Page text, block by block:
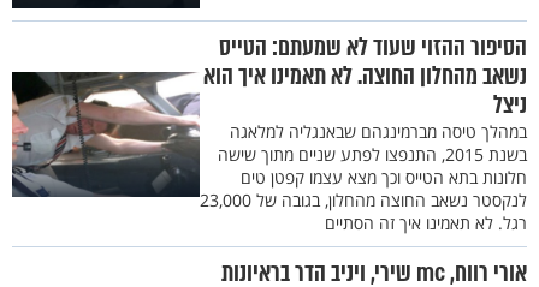
הסיפור ההזוי שעוד לא שמעתם: הטייס
נשאב מהחלון החוצה. לא תאמינו איך הוא
ניצל
במהלך טיסה מברמינגהם שבאנגליה למלאגה
בשנת 2015, התנפצו לפתע שניים מתוך שישה
חלונות בתא הטייס וכך מצא עצמו קפטן טים
לנקסטר נשאב החוצה מהחלון, בגובה של 23,000
רגל. לא תאמינו איך זה הסתיים
אורי רווח, mc שירי, ויניב הדר בראיונות